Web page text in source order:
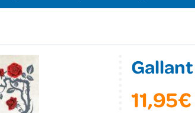
Gallant
11,95€